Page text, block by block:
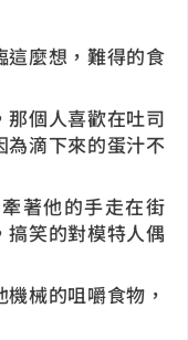
這麼想，難得的食
個人喜歡在吐司
為滴下來的蛋汁不
著他的手走在街
搞笑的對模特人偶
械的咀嚼食物，